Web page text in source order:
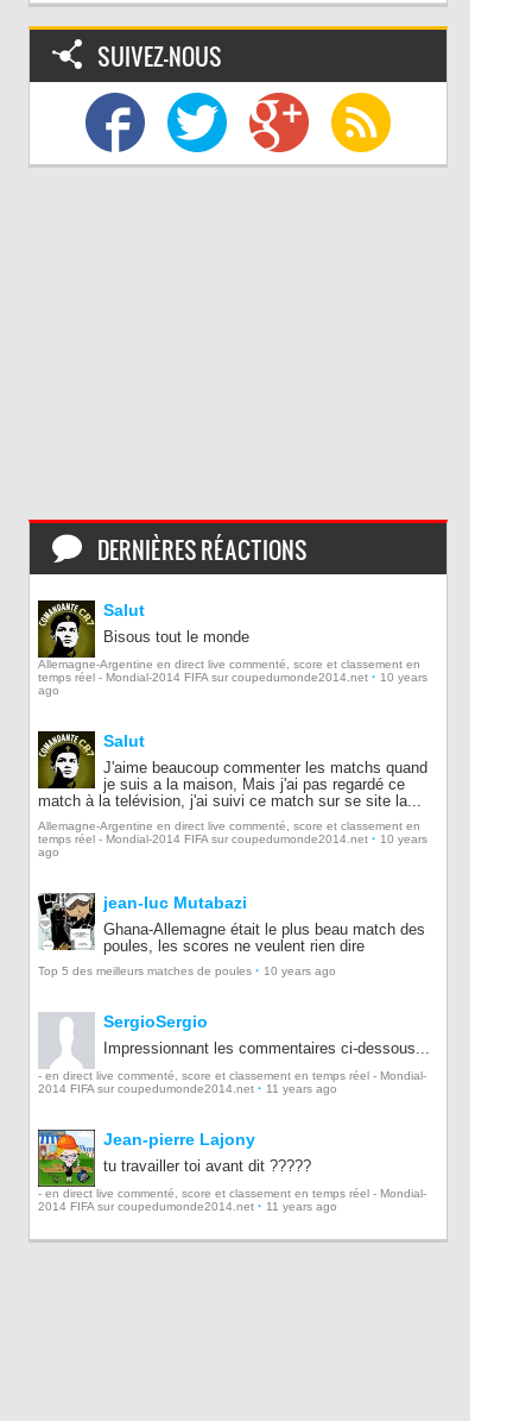
SUIVEZ-NOUS
DERNIÈRES RÉACTIONS
Salut
Bisous tout le monde
Allemagne-Argentine en direct live commenté, score et classement en
temps réel - Mondial-2014 FIFA sur coupedumonde2014.net · 10 years
ago
Salut
J'aime beaucoup commenter les matchs quand
je suis a la maison, Mais j'ai pas regardé ce
match à la telévision, j'ai suivi ce match sur se site la...
Allemagne-Argentine en direct live commenté, score et classement en
temps réel - Mondial-2014 FIFA sur coupedumonde2014.net · 10 years
ago
jean-luc Mutabazi
Ghana-Allemagne était le plus beau match des
poules, les scores ne veulent rien dire
Top 5 des meilleurs matches de poules · 10 years ago
SergioSergio
Impressionnant les commentaires ci-dessous...
- en direct live commenté, score et classement en temps réel - Mondial-
2014 FIFA sur coupedumonde2014.net · 11 years ago
Jean-pierre Lajony
tu travailler toi avant dit ?????
- en direct live commenté, score et classement en temps réel - Mondial-
2014 FIFA sur coupedumonde2014.net · 11 years ago